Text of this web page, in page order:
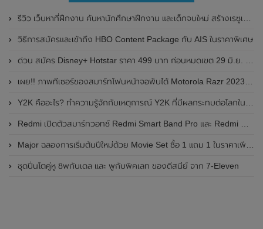
รีวิว เว็บหาที่ฝึกงาน ค้นหานักศึกษาฝึกงาน และเด็กจบใหม่ สร้างเรซูเม่ฟรี internth.com
วิธีการสมัครและเข้าถึง HBO Content Package กับ AIS ในราคาพิเศษ
ด่วน สมัคร Disney+ Hotstar ราคา 499 บาท ก่อนหมดเขต 29 มิ.ย. 2566
เผย!! ภาพทีเซอร์ของสมาร์ทโฟนหน้าจอพับได้ Motorola Razr 2023 มาพร้อมรองรับอัตราการรีเฟรชเรทที่สูงขึ้น คาดเปิดตัวในเร็วๆนี้
Y2K คืออะไร? ทำความรู้จักกับเหตุการณ์ Y2K ที่มีผลกระทบต่อโลกในอดีต
Redmi เปิดตัวสมาร์ทวอทช์ Redmi Smart Band Pro และ Redmi Watch 2 Lite มาพร้อมหน้าจอขนาดใหญ่ขึ้น , รองรับโหมดออกกำลังกายมากกว่า 110 โหมด และกันน้ำ 5 ATM
Major ฉลองการเริ่มต้นปีใหม่ด้วย Movie Set ซื้อ 1 แถม 1 ในราคาเพียง 290 บาท
ชุดปิ่นโตคู่หู ชิพกับเดล และ พูกับพิคเลท ของดีสนีย์ จาก 7-Eleven